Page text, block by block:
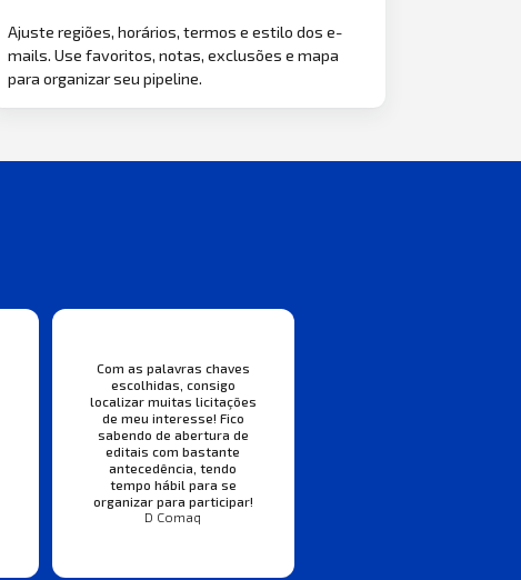
Ajuste regiões, horários, termos e estilo dos e-
mails. Use favoritos, notas, exclusões e mapa
para organizar seu pipeline.
Com as palavras chaves
escolhidas, consigo
localizar muitas licitações
de meu interesse! Fico
sabendo de abertura de
editais com bastante
antecedência, tendo
tempo hábil para se
organizar para participar!
D Comaq